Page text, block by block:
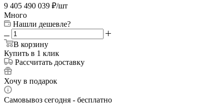
9 405 490 039 ₽/шт
Много
Нашли дешевле?
В корзину
Купить в 1 клик
Рассчитать доставку
Хочу в подарок
Самовывоз сегодня - бесплатно